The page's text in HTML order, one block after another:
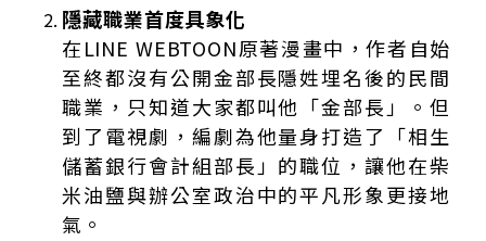
隱藏職業首度具象化
在LINE WEBTOON原著漫畫中，作者自始
至終都沒有公開金部長隱姓埋名後的民間
職業，只知道大家都叫他「金部長」。但
到了電視劇，編劇為他量身打造了「相生
儲蓄銀行會計組部長」的職位，讓他在柴
米油鹽與辦公室政治中的平凡形象更接地
氣。